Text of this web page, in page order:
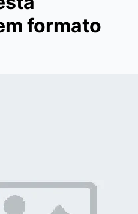
formato